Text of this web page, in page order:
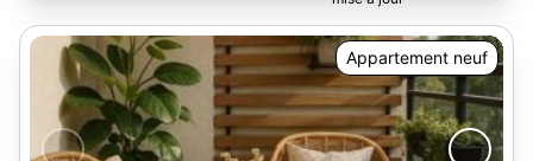
Appartement neuf